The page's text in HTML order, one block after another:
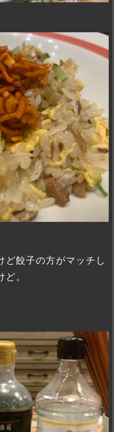
ど餃子の方がマッチし
。